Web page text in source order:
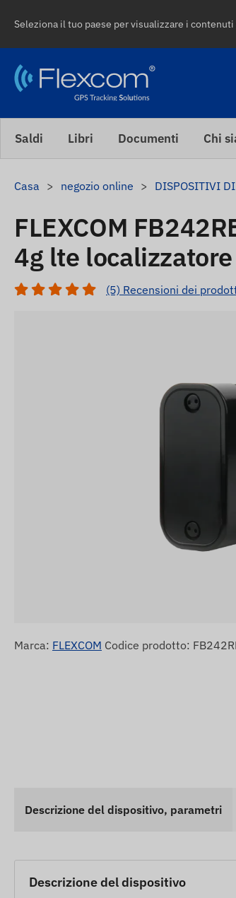
Seleziona il tuo paese per visualizzare i
Saldi Libri Documenti Chi
Casa negozio online DISPOSITIVI DI
FLEXCOM
4g lte
(5) Recensioni dei
Marca: FLEXCOM Codice prodotto:
Descrizione del dispositivo, parametri
Descrizione del dispositivo